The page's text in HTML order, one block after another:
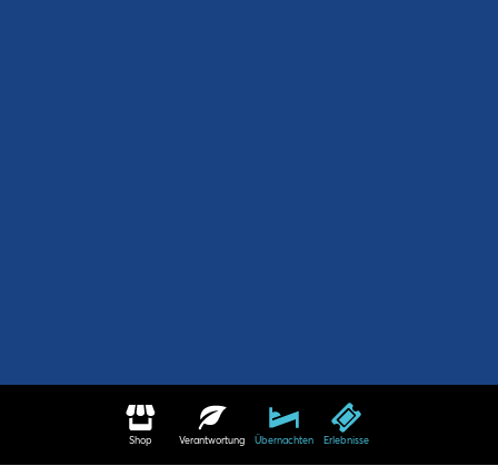
Shop Verantwortung Übernachten Erlebnisse